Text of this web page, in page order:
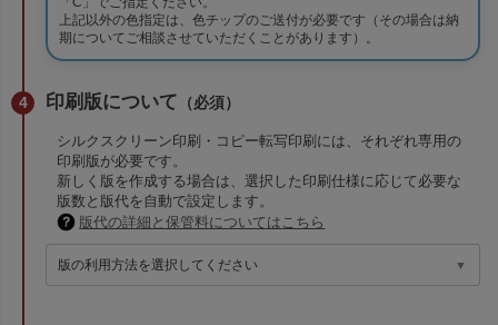
上記以外の色指定は、色チップのご送付が必要です（その場合は納
期についてご相談させていただくことがあります）。
印刷版について （必須）
シルクスクリーン印刷・コピー転写印刷には、それぞれ専用の
印刷版が必要です。
新しく版を作成する場合は、選択した印刷仕様に応じて必要な
版数と版代を自動で設定します。
版代の詳細と保管料についてはこちら